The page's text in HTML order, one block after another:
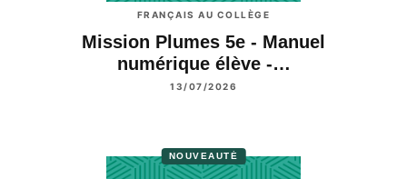
FRANÇAIS AU COLLÈGE
Mission Plumes 5e - Manuel
numérique élève -…
13/07/2026
NOUVEAUTÉ